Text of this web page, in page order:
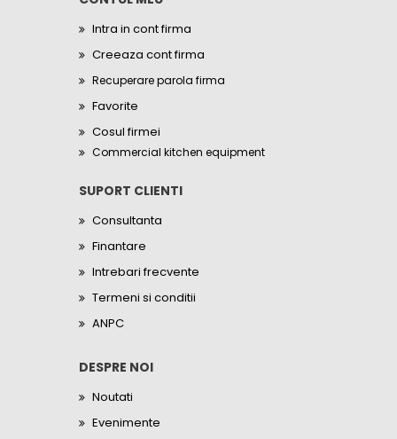
Intra in cont firma
Creeaza cont firma
Recuperare parola firma
Favorite
Cosul firmei
Commercial kitchen equipment
SUPORT CLIENTI
Consultanta
Finantare
Intrebari frecvente
Termeni si conditii
ANPC
DESPRE NOI
Noutati
Evenimente